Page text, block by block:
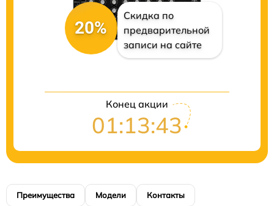
20%
Скидка по
предварительной
записи на сайте
Конец акции
01:13:42
Преимущества Модели Контакты